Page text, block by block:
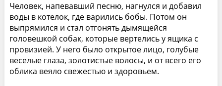
Человек, напевавший песню, нагнулся и добавил
воды в котелок, где варились бобы. Потом он
выпрямился и стал отгонять дымящейся
головешкой собак, которые вертелись у ящика с
провизией. У него было открытое лицо, голубые
веселые глаза, золотистые волосы, и от всего его
облика веяло свежестью и здоровьем.